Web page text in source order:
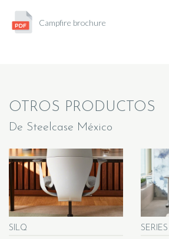
Campfire brochure
OTROS PRODUCTOS
De Steelcase México
SILQ SERIES 1